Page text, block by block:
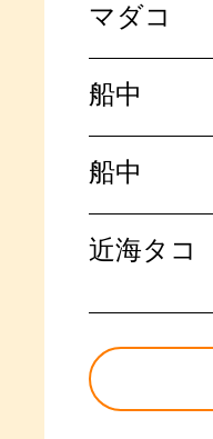
マダコ
船中
船中
近海タコ